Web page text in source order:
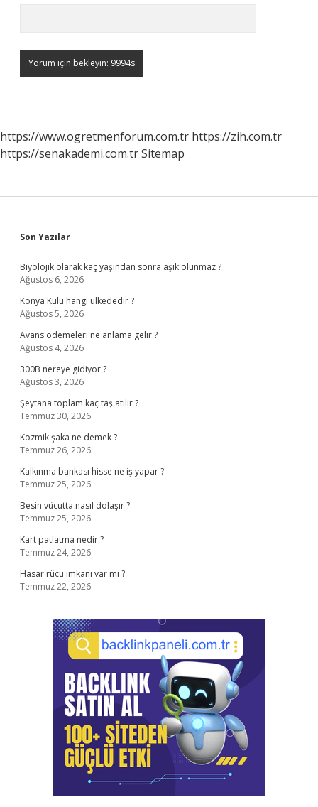
https://www.ogretmenforum.com.tr https://zih.com.tr
https://senakademi.com.trSitemap
Sidebar
Son Yazılar
Biyolojik olarak kaç yaşından sonra aşık olunmaz ?
Ağustos 6, 2026
Konya Kulu hangi ülkededir ?
Ağustos 5, 2026
Avans ödemeleri ne anlama gelir ?
Ağustos 4, 2026
300B nereye gidiyor ?
Ağustos 3, 2026
Şeytana toplam kaç taş atılır ?
Temmuz 30, 2026
Kozmik şaka ne demek ?
Temmuz 26, 2026
Kalkınma bankası hisse ne iş yapar ?
Temmuz 25, 2026
Besin vücutta nasıl dolaşır ?
Temmuz 25, 2026
Kart patlatma nedir ?
Temmuz 24, 2026
Hasar rücu imkanı var mı ?
Temmuz 22, 2026